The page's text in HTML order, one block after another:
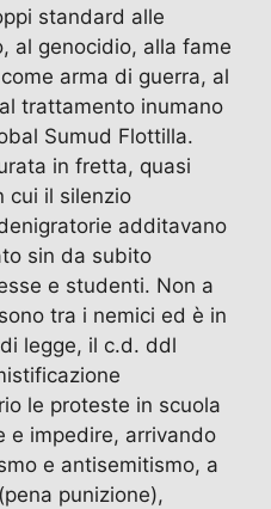
standard alle
al genocidio, alla fame
arma di guerra, al
trattamento inumano
Sumud Flottilla.
in fretta, quasi
cui il silenzio
additavano
sin da subito
e studenti. Non a
tra i nemici ed è in
legge, il c.d. ddl
le proteste in scuola
e impedire, arrivando
e antisemitismo, a
punizione),